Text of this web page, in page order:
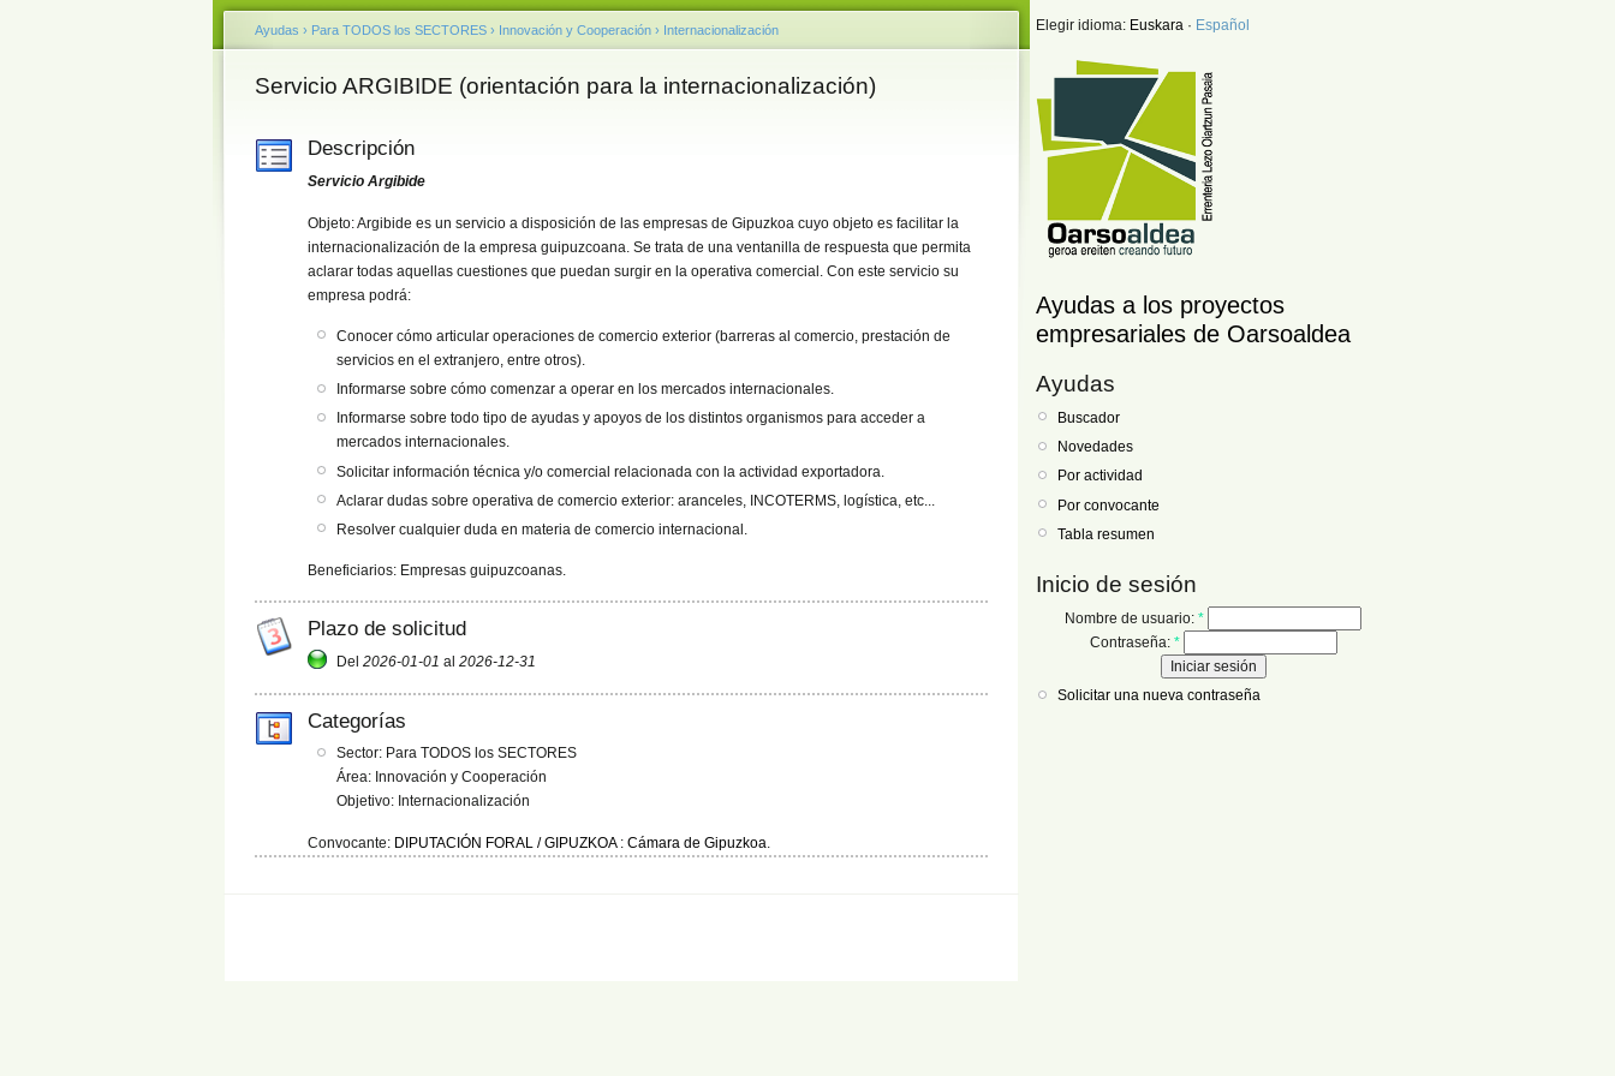
Ayudas › Para TODOS los SECTORES › Innovación y Cooperación › Internacionalización
Servicio ARGIBIDE (orientación para la internacionalización)
Descripción
Servicio Argibide
Objeto: Argibide es un servicio a disposición de las empresas de Gipuzkoa cuyo objeto es facilitar la
internacionalización de la empresa guipuzcoana. Se trata de una ventanilla de respuesta que permita
aclarar todas aquellas cuestiones que puedan surgir en la operativa comercial. Con este servicio su
empresa podrá:
Conocer cómo articular operaciones de comercio exterior (barreras al comercio, prestación de
servicios en el extranjero, entre otros).
Informarse sobre cómo comenzar a operar en los mercados internacionales.
Informarse sobre todo tipo de ayudas y apoyos de los distintos organismos para acceder a
mercados internacionales.
Solicitar información técnica y/o comercial relacionada con la actividad exportadora.
Aclarar dudas sobre operativa de comercio exterior: aranceles, INCOTERMS, logística, etc...
Resolver cualquier duda en materia de comercio internacional.
Beneficiarios: Empresas guipuzcoanas.
Plazo de solicitud
Del 2026-01-01 al 2026-12-31
Categorías
Sector: Para TODOS los SECTORES
Área: Innovación y Cooperación
Objetivo: Internacionalización
Convocante: DIPUTACIÓN FORAL / GIPUZKOA: Cámara de Gipuzkoa
Elegir idioma: Euskara · Español
Ayudas a los proyectos
empresariales de Oarsoaldea
Ayudas
Buscador
Novedades
Por actividad
Por convocante
Tabla resumen
Inicio de sesión
Nombre de usuario: *
Contraseña: *
Solicitar una nueva contraseña